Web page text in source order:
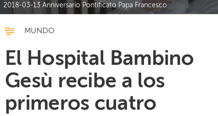
2018-03-13 Anniversario Pontificato Papa Francesco
MUNDO
El Hospital Bambino
Gesù recibe a los
primeros cuatro